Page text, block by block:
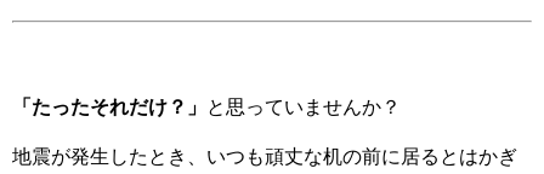
「たったそれだけ？」 と思っていませんか？
地震が発生したとき、いつも頑丈な机の前に居るとはかぎ